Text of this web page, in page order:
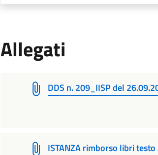
Allegati
DDS n. 209_IISP del
ISTANZA rimborso libri